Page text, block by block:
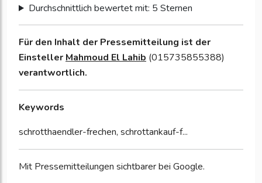
Durchschnittlich bewertet mit: 5 Sternen
Für den Inhalt der Pressemitteilung ist der
Einsteller Mahmoud El Lahib (015735855388)
verantwortlich.
Keywords
schrotthaendler-frechen, schrottankauf-f...
Mit Pressemitteilungen sichtbarer bei Google.